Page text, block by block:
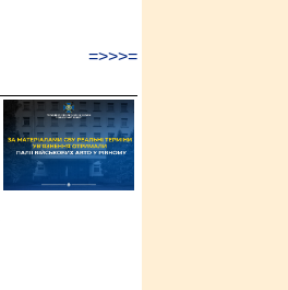
=>>>=